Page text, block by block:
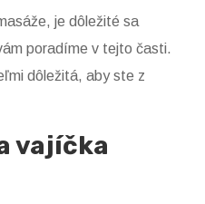
je dôležité sa
poradíme v tejto časti.
dôležitá, aby ste z
vajíčka